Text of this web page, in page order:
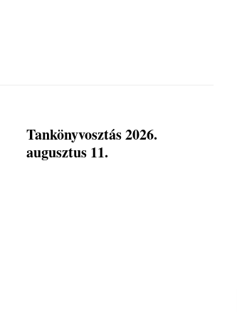
Tankönyvosztás 2026.
augusztus 11.